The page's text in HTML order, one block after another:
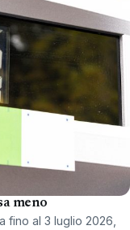
meno
fino al 3 luglio 2026,